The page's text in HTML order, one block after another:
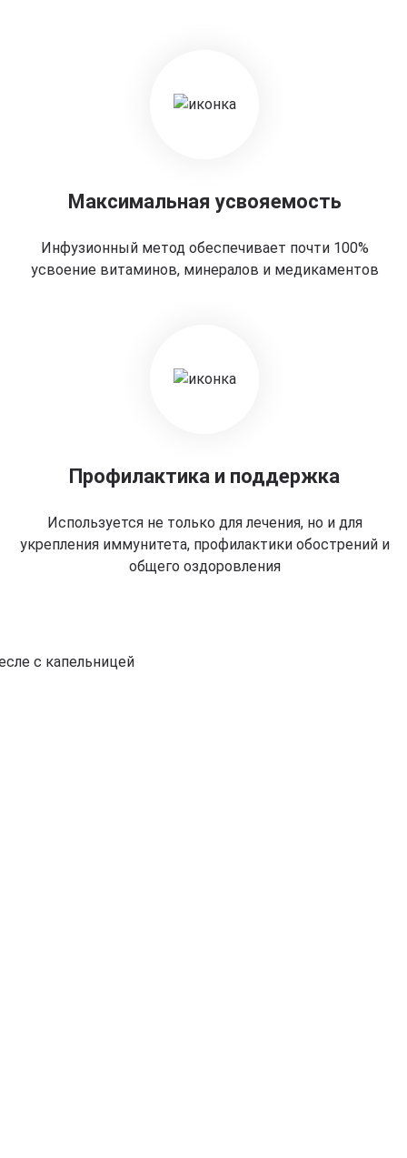
Максимальная усвояемость
Инфузионный метод обеспечивает почти 100%
усвоение витаминов, минералов и медикаментов
Профилактика и поддержка
Используется не только для лечения, но и для
укрепления иммунитета, профилактики обострений и
общего оздоровления